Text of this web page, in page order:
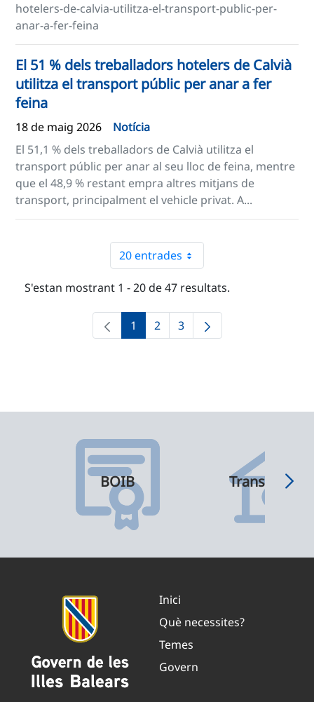
hotelers-de-calvia-utilitza-el-transport-public-per-
anar-a-fer-feina
El 51 % dels treballadors hotelers de Calvià
utilitza el transport públic per anar a fer
feina
18 de maig 2026
Notícia
El 51,1 % dels treballadors de Calvià utilitza el
transport públic per anar al seu lloc de feina, mentre
que el 48,9 % restant empra altres mitjans de
transport, principalment el vehicle privat. A...
20 entrades
S'estan mostrant 1 - 20 de 47 resultats.
Pàgina
1 Pàgina
2 Pàgina
3
BOIB
Inici
Què necessites?
Temes
Govern